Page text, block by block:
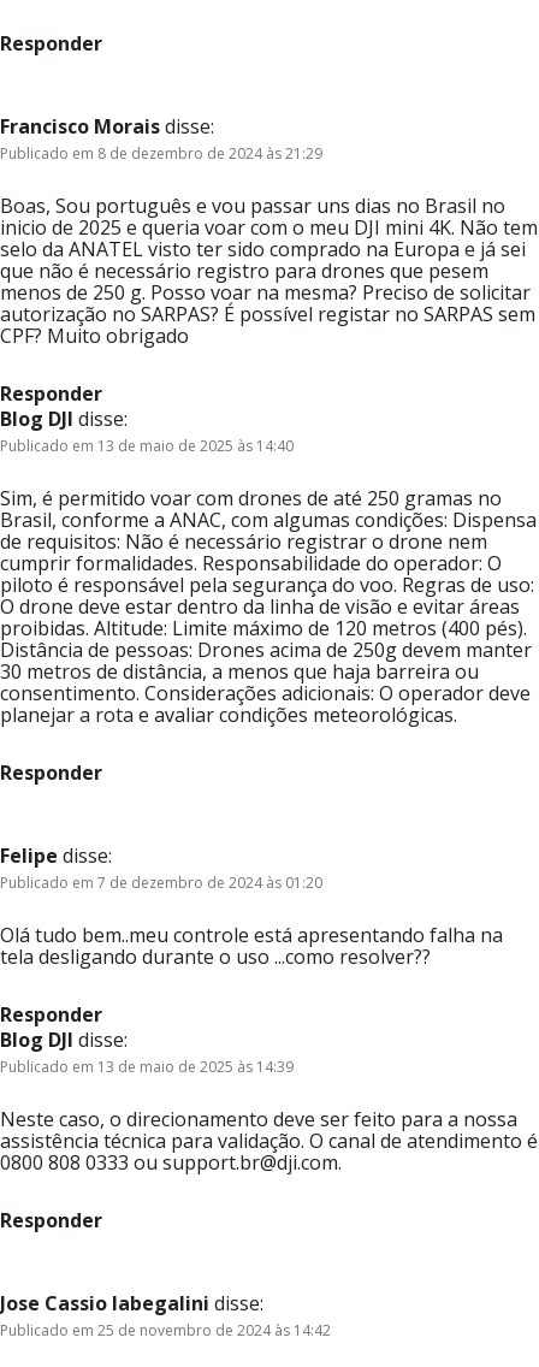
Responder
Francisco Moraisdisse:
Publicado em 8 de dezembro de 2024 às 21:29
Boas, Sou português e vou passar uns dias no Brasil no
inicio de 2025 e queria voar com o meu DJI mini 4K. Não tem
selo da ANATEL visto ter sido comprado na Europa e já sei
que não é necessário registro para drones que pesem
menos de 250 g. Posso voar na mesma? Preciso de solicitar
autorização no SARPAS? É possível registar no SARPAS sem
CPF? Muito obrigado
Responder
Blog DJI disse:
Publicado em 13 de maio de 2025 às 14:40
Sim, é permitido voar com drones de até 250 gramas no
Brasil, conforme a ANAC, com algumas condições: Dispensa
de requisitos: Não é necessário registrar o drone nem
cumprir formalidades. Responsabilidade do operador: O
piloto é responsável pela segurança do voo. Regras de uso:
O drone deve estar dentro da linha de visão e evitar áreas
proibidas. Altitude: Limite máximo de 120 metros (400 pés).
Distância de pessoas: Drones acima de 250g devem manter
30 metros de distância, a menos que haja barreira ou
consentimento. Considerações adicionais: O operador deve
planejar a rota e avaliar condições meteorológicas.
Responder
Felipe disse:
Publicado em 7 de dezembro de 2024 às 01:20
Olá tudo bem..meu controle está apresentando falha na
tela desligando durante o uso ...como resolver??
Responder
Blog DJI disse:
Publicado em 13 de maio de 2025 às 14:39
Neste caso, o direcionamento deve ser feito para a nossa
assistência técnica para validação. O canal de atendimento é
0800 808 0333 ou support.br@dji.com.
Responder
Jose Cassio labegalini disse:
Publicado em 25 de novembro de 2024 às 14:42